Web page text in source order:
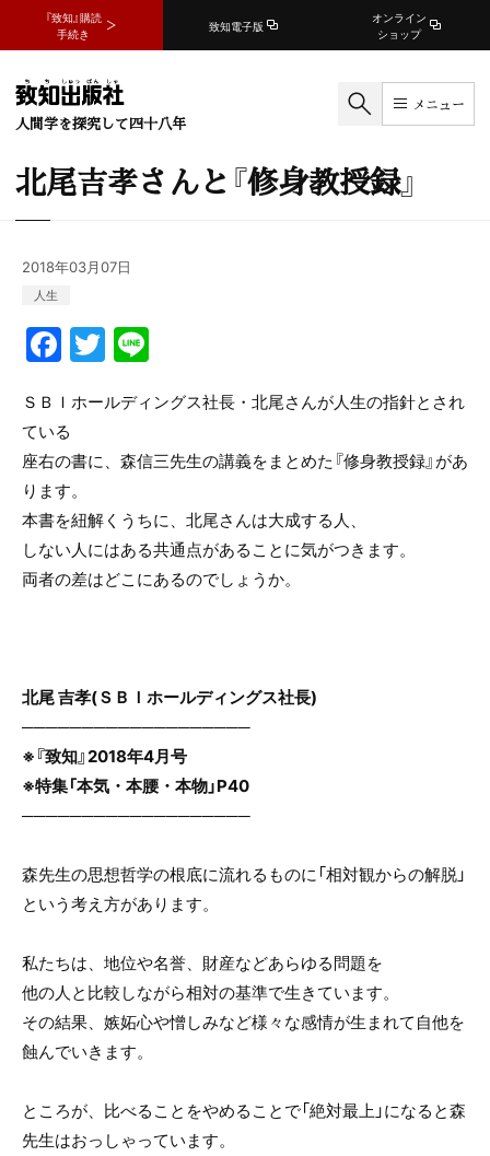
『致知』購読
手続き
致知電子版
オンライン
ショップ
人間学を探究して四十八年
メニュー
北尾吉孝さんと『修身教授録』
2018年03月07日
人生
F
a
c
e
b
o
o
k
T
w
itt
er
e
ＳＢＩホールディングス社長・北尾さんが人生の指針とされ
ている
座右の書に、森信三先生の講義をまとめた『修身教授録』があ
ります。
本書を紐解くうちに、北尾さんは大成する人、
しない人にはある共通点があることに気がつきます。
両者の差はどこにあるのでしょうか。
北尾 吉孝(ＳＢＩホールディングス社長)
───────────────────
※『致知』2018年4月号
※特集「本気・本腰・本物」P40
───────────────────
森先生の思想哲学の根底に流れるものに「相対観からの解脱」
という考え方があります。
私たちは、地位や名誉、財産などあらゆる問題を
他の人と比較しながら相対の基準で生きています。
その結果、嫉妬心や憎しみなど様々な感情が生まれて自他を
蝕んでいきます。
ところが、比べることをやめることで「絶対最上」になると森
先生はおっしゃっています。